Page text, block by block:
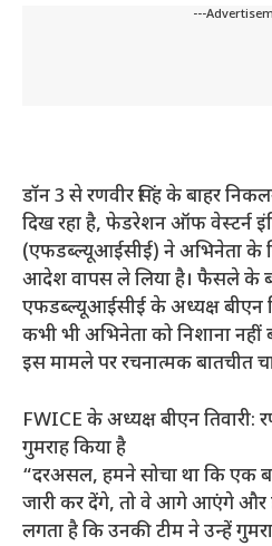
---
डॉन 3 से रणवीर सिंह के बाहर
दिख रहा है, फेडरेशन ऑफ वेस्टर्न
(एफडब्ल्यूआईसीई) ने अभिनेता के
आदेश वापस ले लिया है। फैसले के
एफडब्ल्यूआईसीई के अध्यक्ष बीएन
कभी भी अभिनेता को निशाना
इस मामले पर रचनात्मक बातचीत
FWICE के अध्यक्ष बीएन तिवारी:
गुमराह किया है
“दरअसल, हमने सोचा था कि एक
जारी कर देंगे, तो वे आगे आएंगे
लगता है कि उनकी टीम ने उन्हें